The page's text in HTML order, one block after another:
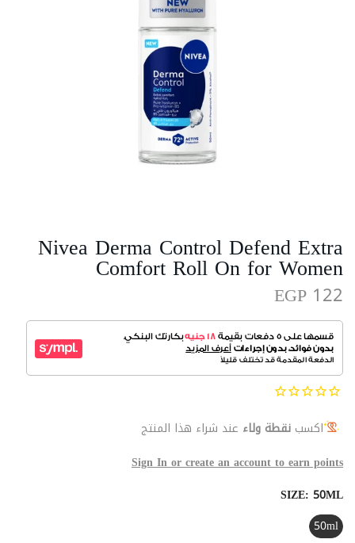
Nivea Derma Control Defend Extra
Comfort Roll On for Women
EGP 122
اكسب نقطة ولاء عند شراء هذا المنتج
Sign In or create an account to earn points
SIZE: 50ML
50ml